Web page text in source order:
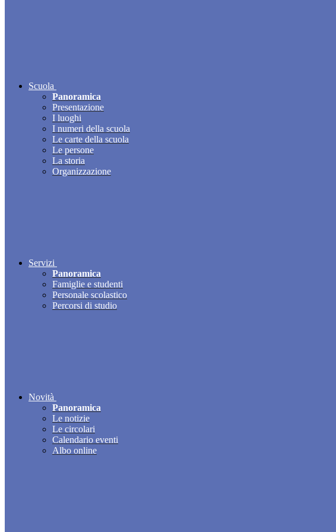
Scuola
Panoramica
Presentazione
I luoghi
I numeri della scuola
Le carte della scuola
Le persone
La storia
Organizzazione
Servizi
Panoramica
Famiglie e studenti
Personale scolastico
Percorsi di studio
Novità
Panoramica
Le notizie
Le circolari
Calendario eventi
Albo online